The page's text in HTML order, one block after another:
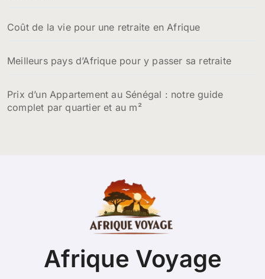
Coût de la vie pour une retraite en Afrique
Meilleurs pays d’Afrique pour y passer sa retraite
Prix d’un Appartement au Sénégal : notre guide
complet par quartier et au m²
Afrique Voyage